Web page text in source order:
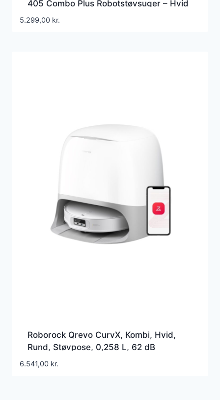
405 Combo Plus Robotstøvsuger – Hvid
5.299,00 kr.
Roborock Qrevo CurvX, Kombi, Hvid,
Rund, Støvpose, 0,258 L, 62 dB
6.541,00 kr.